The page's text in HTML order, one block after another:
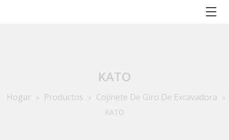
KATO
Hogar » Productos » Cojinete De Giro De Excavadora »
KATO